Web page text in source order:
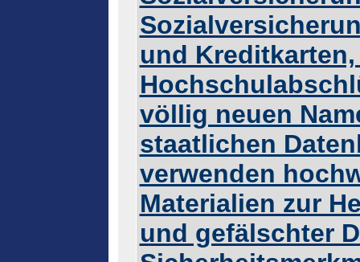
und
völlig neuen
staatlichen
verwenden
Materialien zur
und gefälschter